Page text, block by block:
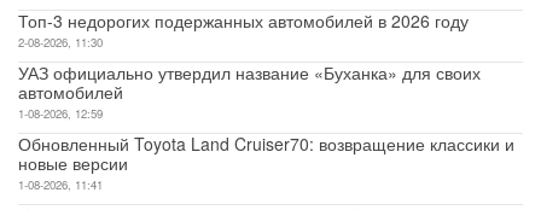
Топ-3 недорогих подержанных автомобилей в 2026 году
2-08-2026, 11:30
УАЗ официально утвердил название «Буханка» для своих
автомобилей
1-08-2026, 12:59
Обновленный Toyota Land Cruiser70: возвращение классики и
новые версии
1-08-2026, 11:41